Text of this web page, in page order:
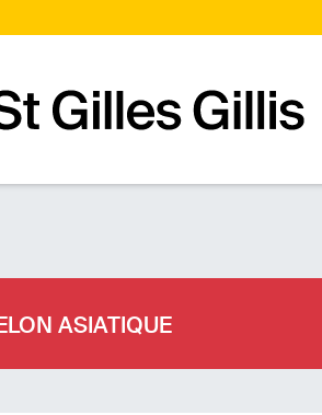
ASIATIQUE